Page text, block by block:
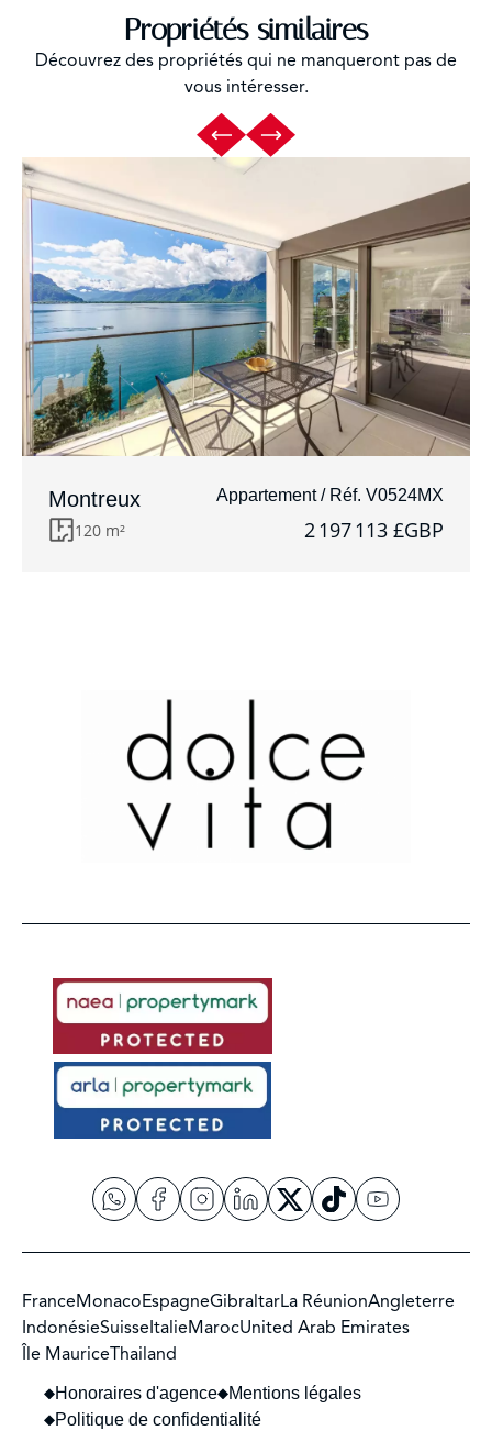
Propriétés similaires
Découvrez des propriétés qui ne manqueront pas de
vous intéresser.
Montreux Appartement / Réf. V0524MX
120 m² 2 197 113 £GBP
FranceMonacoEspagneGibraltarLa RéunionAngleterre
IndonésieSuisseItalieMarocUnited Arab Emirates
Île MauriceThailand
Honoraires d'agence
Mentions légales
Politique de confidentialité